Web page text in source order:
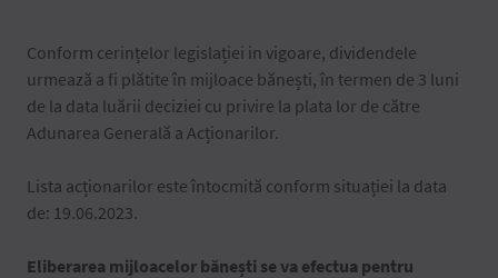
Conform cerințelor legislației in vigoare, dividendele
urmează a fi plătite în mijloace bănești, în termen de 3 luni
de la data luării deciziei cu privire la plata lor de către
Adunarea Generală a Acționarilor.
Lista acționarilor este întocmită conform situației la data
de: 19.06.2023.
Eliberarea mijloacelor bănești se va efectua pentru